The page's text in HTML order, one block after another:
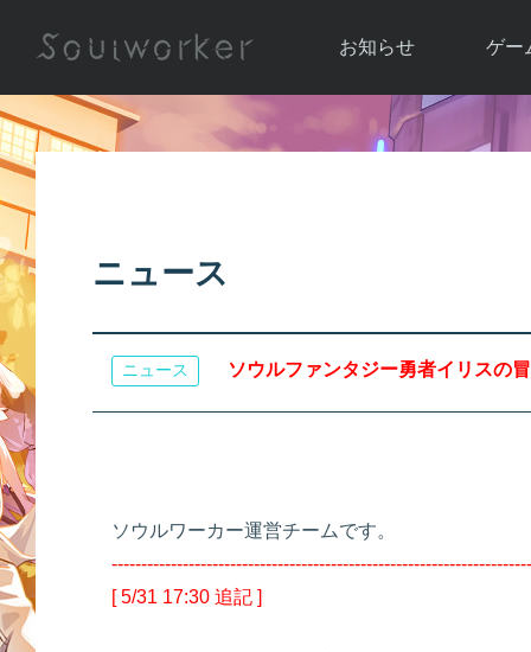
お知らせ
お知らせ一覧
ゲー
ソウ
アップ
ニュース
ニュース ソウルファンタジー勇者イリスの
ソウルワーカー運営チームです。
[ 5/31 17:30 追記 ]